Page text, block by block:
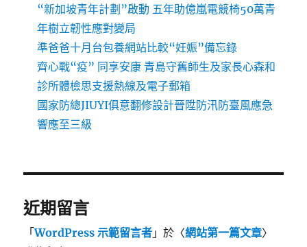
“新加坡青年計劃”啟動 五年助億嵐電競椅50萬青
年樹立韌性應對變局
準爸爸十月台包養網站比較“妊娠”備忘錄
齊心戰“疫” 同享安康 青島守舊師生及家長心森和
診所體檢思支援熱線及電子郵箱
國家防總JIUYI俱意翻修設計晉陞防汛防臺風應急
響應至三級
近期留言
「WordPress 示範留言者 」於〈網站第一篇文章〉